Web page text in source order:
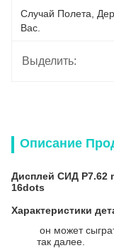
Случай Полета,
Вас.
Выделить:
Описание
Дисплей СИД P7.62
16dots
Характеристики
он может
так далее.